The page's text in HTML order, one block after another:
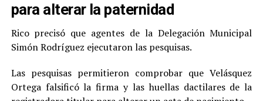
para alterar la paternidad
Rico precisó que agentes de la Delegación Municipal
Simón Rodríguez ejecutaron las pesquisas.
Las pesquisas permitieron comprobar que Velásquez
Ortega falsificó la firma y las huellas dactilares de la